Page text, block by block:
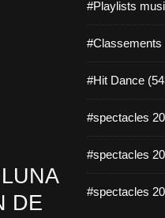
DE
#Playlists
#Classements
#Hit Dance
#spectacles
#spectacles
#spectacles